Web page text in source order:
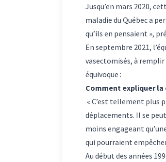
Jusqu’en mars 2020,
maladie du Québec a
qu’ils en pensaient »,
En septembre 2021,
vasectomisés, à
équivoque :
Comment expliquer la
« C’est tellement plus
déplacements. Il se
moins engageant
qui pourraient
Au début des années